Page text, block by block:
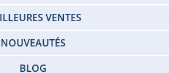
VENTES
NOUVEAUTÉS
BLOG